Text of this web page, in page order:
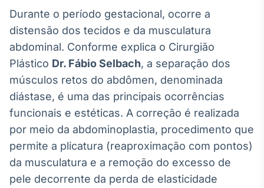
Broadcast
Widgets
Componentes
para conteúdos e
funcionalidades
Broadcast
Wallboard
Conteúdos e
dados para
displays e telas
Durante o período gestacional, ocorre a
distensão dos tecidos e da musculatura
abdominal. Conforme explica o Cirurgião
Plástico Dr. Fábio Selbach, a separação dos
músculos retos do abdômen, denominada
diástase, é uma das principais ocorrências
funcionais e estéticas. A correção é realizada
por meio da abdominoplastia, procedimento que
permite a plicatura (reaproximação com pontos)
da musculatura e a remoção do excesso de
pele decorrente da perda de elasticidade